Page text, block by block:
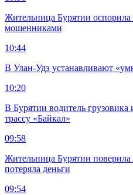
Жительница Бурятии оспорила
мошенниками
10:44
В Улан-Удэ устанавливают
10:20
В Бурятии водитель грузовика
трассу «Байкал»
09:58
Жительница Бурятии
потеряла деньги
09:54